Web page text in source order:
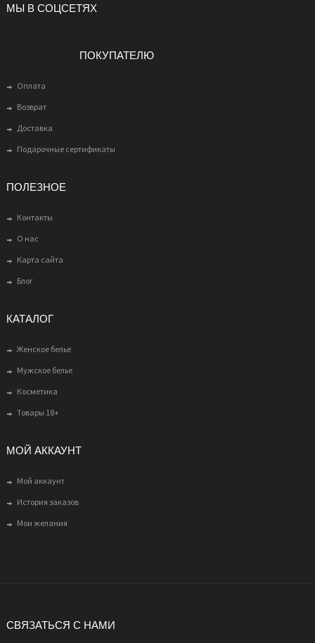
МЫ В СОЦСЕТЯХ
ПОКУПАТЕЛЮ
Оплата
Возврат
Доставка
Подарочные сертификаты
ПОЛЕЗНОЕ
Контакты
О нас
Карта сайта
Блог
КАТАЛОГ
Женское белье
Мужское белье
Косметика
Товары 18+
МОЙ АККАУНТ
Мой аккаунт
История заказов
Мои желания
СВЯЗАТЬСЯ С НАМИ